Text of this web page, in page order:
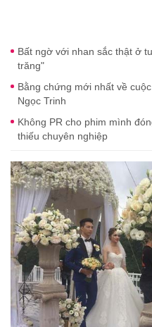
Bất ngờ với nhan sắc thật ở
trăng"
Bằng chứng mới nhất về
Ngọc Trinh
Không PR cho phim mình
thiếu chuyên nghiệp